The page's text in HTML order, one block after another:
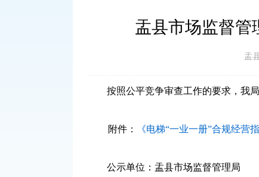
盂县市场监督管
盂
按照公平竞争审查工作的要求，我
附件： 《电梯“一业一册”合规经营
公示单位：盂县市场监督管理局